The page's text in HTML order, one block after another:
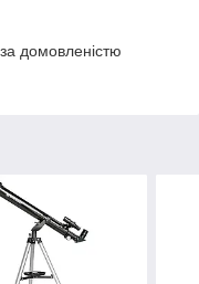
домовленістю